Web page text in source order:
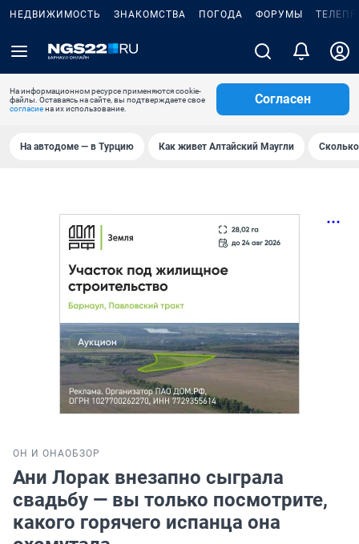
НЕДВИЖИМОСТЬ ЗНАКОМСТВА ПОГОДА ФОРУМЫ
На информационном ресурсе применяются cookie-
файлы. Оставаясь на сайте, вы подтверждаете свое
согласиена их использование.
Согласен
На автодоме — в Турцию Как живет Алтайский Маугли
ОН И ОНАОБЗОР
Ани Лорак внезапно сыграла
свадьбу — вы только посмотрите,
какого горячего испанца она